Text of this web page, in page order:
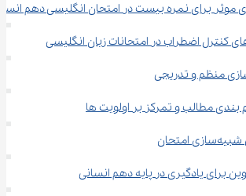
موثر برای نمره بیست در امتحان انگلیسی دهم
‌ها
امتحان
برای یادگیری در پایه دهم انسانی